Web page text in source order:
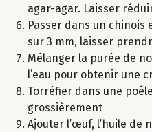
agar-agar. Laisser
Passer dans un chinois
sur 3 mm, laisser
Mélanger la purée de
l’eau pour obtenir une
Torréfier dans une
grossièrement
Ajouter l’œuf, l’huile de